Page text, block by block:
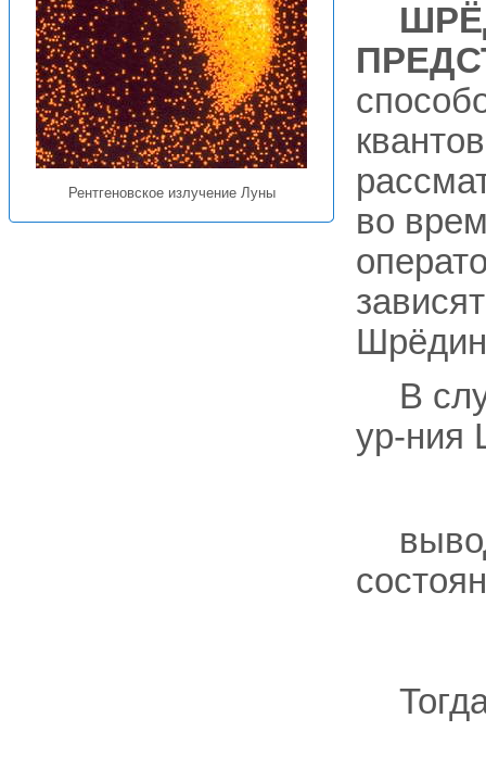
Рентгеновское излучение Луны
во
В
ур-ния